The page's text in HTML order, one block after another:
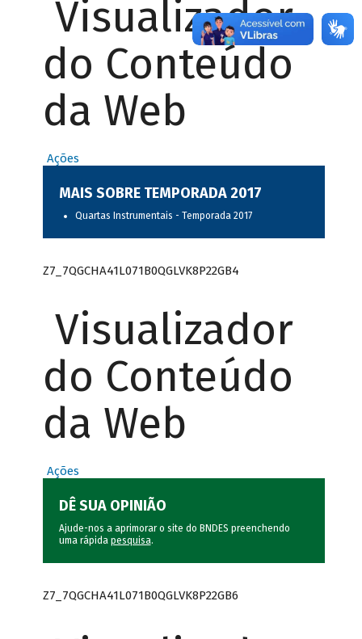
Visualizador
do Conteúdo
da Web
Ações
MAIS SOBRE TEMPORADA 2017
Quartas Instrumentais - Temporada 2017
Z7_7QGCHA41L071B0QGLVK8P22GB4
Visualizador
do Conteúdo
da Web
Ações
DÊ SUA OPINIÃO
Ajude-nos a aprimorar o site do BNDES preenchendo
uma rápida pesquisa.
Z7_7QGCHA41L071B0QGLVK8P22GB6